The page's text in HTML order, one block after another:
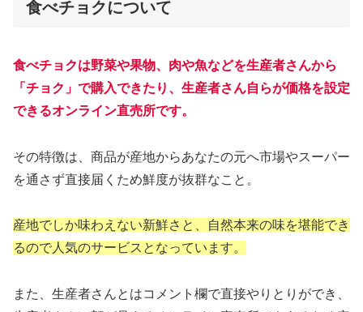
食べチョクについて
食べチョクは野菜や果物、肉や魚などを生産者さんから
「チョク」で購入できたり、生産者さん自らが価格を設定
できるオンライン直売所です。
その特徴は、商品が産地からあなたの元へ市場やスーパー
を通さず直接届くため鮮度が抜群なこと。
産地でしか味わえない新鮮さと、自然本来の味を堪能でき
るので人気のサービスとなっています。
また、生産者さんとはコメント欄で直接やりとりができ、